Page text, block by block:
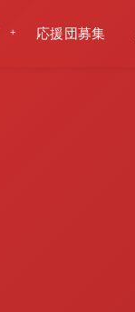
応援団募集